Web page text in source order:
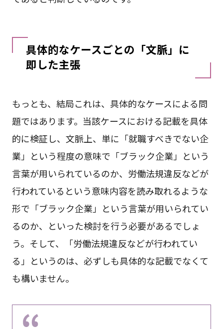
具体的なケースごとの「文脈」に
即した主張
もっとも、結局これは、具体的なケースによる問
題ではあります。当該ケースにおける記載を具体
的に検証し、文脈上、単に「就職すべきでない企
業」という程度の意味で「ブラック企業」という
言葉が用いられているのか、労働法規違反などが
行われているという意味内容を読み取れるような
形で「ブラック企業」という言葉が用いられてい
るのか、といった検討を行う必要があるでしょ
う。そして、「労働法規違反などが行われてい
る」というのは、必ずしも具体的な記載でなくて
も構いません。